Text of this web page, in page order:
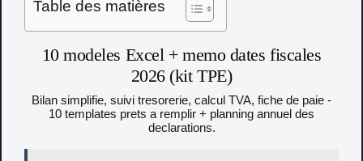
Table des matières
10 modeles Excel + memo dates fiscales
2026 (kit TPE)
Bilan simplifie, suivi tresorerie, calcul TVA, fiche de paie -
10 templates prets a remplir + planning annuel des
declarations.